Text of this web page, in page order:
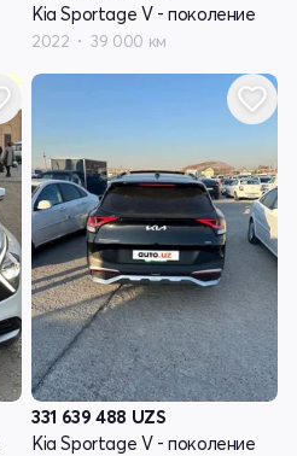
Kia Sportage V - поколение
2022 39 000 км
331 639 488 UZS
Kia Sportage V - поколение